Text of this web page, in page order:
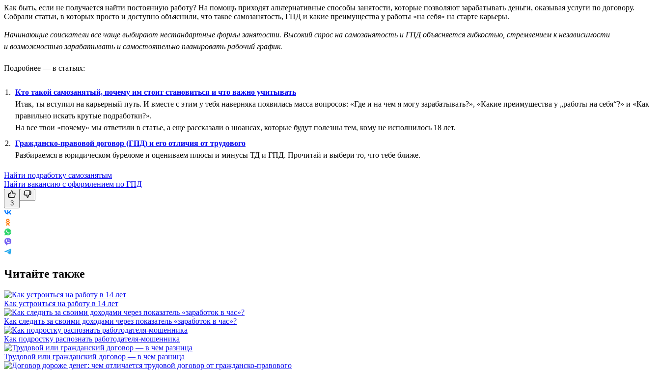
Как быть, если не получается найти постоянную работу? На помощь приходят альтернативные способы занятости, которые позволяют зарабатывать деньги, оказывая услуги по договору.
Собрали статьи, в которых просто и доступно объяснили, что такое самозанятость, ГПД и какие преимущества у работы «на себя» на старте карьеры.
Начинающие соискатели все чаще выбирают нестандартные формы занятости. Высокий спрос на самозанятость и ГПД объясняется гибкостью, стремлением к независимости
и возможностью зарабатывать и самостоятельно планировать рабочий график.
Подробнее — в статьях:
Кто такой самозанятый, почему им стоит становиться и что важно учитывать
Итак, ты вступил на карьерный путь. И вместе с этим у тебя наверняка появилась масса вопросов: «Где и на чем я могу зарабатывать?», «Какие преимущества у „работы на себя“?» и «Как
правильно искать крутые подработки?».
На все твои «почему» мы ответили в статье, а еще рассказали о нюансах, которые будут полезны тем, кому не исполнилось 18 лет.
Гражданско-правовой договор (ГПД) и его отличия от трудового
Разбираемся в юридическом буреломе и оцениваем плюсы и минусы ТД и ГПД. Прочитай и выбери то, что тебе ближе.
Найти подработку самозанятым
Найти вакансию с оформлением по ГПД
3
Читайте также
Как устроиться на работу в 14 лет
Как следить за своими доходами через показатель «заработок в час»?
Как подростку распознать работодателя-мошенника
Трудовой или гражданский договор — в чем разница